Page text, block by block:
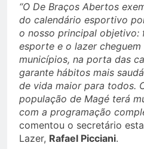
“O De Braços Abertos
do calendário esportivo
o nosso principal objetivo:
esporte e o lazer
municípios, na porta das
garante hábitos mais
de vida maior para todos.
população de Magé terá
com a programação
comentou o secretário
Lazer, Rafael Picciani.